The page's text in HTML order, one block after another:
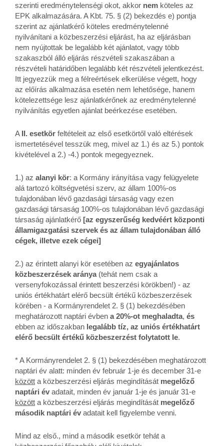
szerinti eredménytelenségi okot, akkor nem köteles az
EPK alkalmazására. A Kbt. 75. § (2) bekezdés e) pontja
szerint az ajánlatkérő köteles eredménytelenné
nyilvánítani a közbeszerzési eljárást, ha az eljárásban
nem nyújtottak be legalább két ajánlatot, vagy több
szakaszból álló eljárás részvételi szakaszában a
részvételi határidőben legalább két részvételi jelentkezést.
Itt jegyezzük meg a félreértések elkerülése végett, hogy
az előírás alkalmazása esetén nem lehetősége, hanem
kötelezettsége lesz ajánlatkérőnek az eredménytelenné
nyilvánítás egyetlen ajánlat beérkezése esetében.
A II. esetkör feltételeit az első esetkörtől való eltérések
ismertetésével tesszük meg, mivel az 1.) és az 5.) pontok
kivételével a 2.) -4.) pontok megegyeznek.
1.) az alanyi kör: a Kormány irányítása vagy felügyelete
alá tartozó költségvetési szerv, az állam 100%-os
tulajdonában lévő gazdasági társaság vagy ezen
gazdasági társaság 100%-os tulajdonában lévő gazdasági
társaság ajánlatkérő [az egyszerűség kedvéért központi
államigazgatási szervek és az állam tulajdonában álló
cégek, illetve ezek cégei]
2.) az érintett alanyi kör esetében az egyajánlatos
közbeszerzések aránya(tehát nem csak a
versenyfokozással érintett beszerzési körökben!) - az
uniós értékhatárt elérő becsült értékű közbeszerzések
körében - a Kormányrendelet 2. § (1) bekezdésében
meghatározott naptári évben a 20%-ot meghaladta, és
ebben az időszakban legalább tíz, az uniós értékhatárt
elérő becsült értékű közbeszerzést folytatott le.
* A Kormányrendelet 2. § (1) bekezdésében meghatározott
naptári év alatt: minden év február 1-je és december 31-e
között a közbeszerzési eljárás megindítását megelőző
naptári év adatait, minden év január 1-je és január 31-e
között a közbeszerzési eljárás megindítását megelőző
második naptári év adatait kell figyelembe venni.
Mind az első., mind a második esetkör tehát a